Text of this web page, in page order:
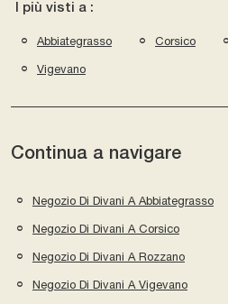
I più visti a :
Abbiategrasso Corsico
Vigevano
Continua a navigare
Negozio Di Divani A Abbiategrasso
Negozio Di Divani A Corsico
Negozio Di Divani A Rozzano
Negozio Di Divani A Vigevano